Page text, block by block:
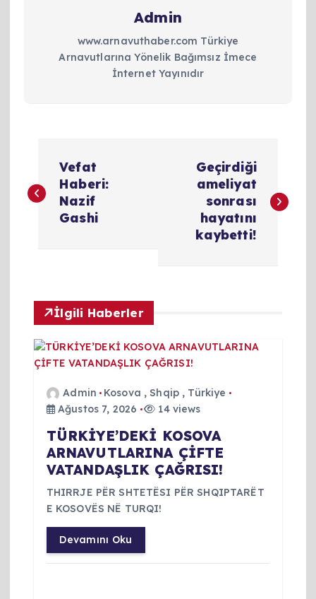
Admin
www.arnavuthaber.com Türkiye
Arnavutlarına Yönelik Bağımsız İmece
İnternet Yayınıdır
a
g
e
z
m
Vefat
Haberi:
Nazif
Gashi
Geçirdiği
ameliyat
sonrası
hayatını
kaybetti!
İlgili Haberler
Admin Kosova ,Shqip, Türkiye
Ağustos 7, 2026
14 views
TÜRKİYE’DEKİ KOSOVA
ARNAVUTLARINA ÇİFTE
VATANDAŞLIK ÇAĞRISI!
THIRRJE PËR SHTETËSI PËR SHQIPTARËT
E KOSOVËS NË TURQI!
Devamını Oku